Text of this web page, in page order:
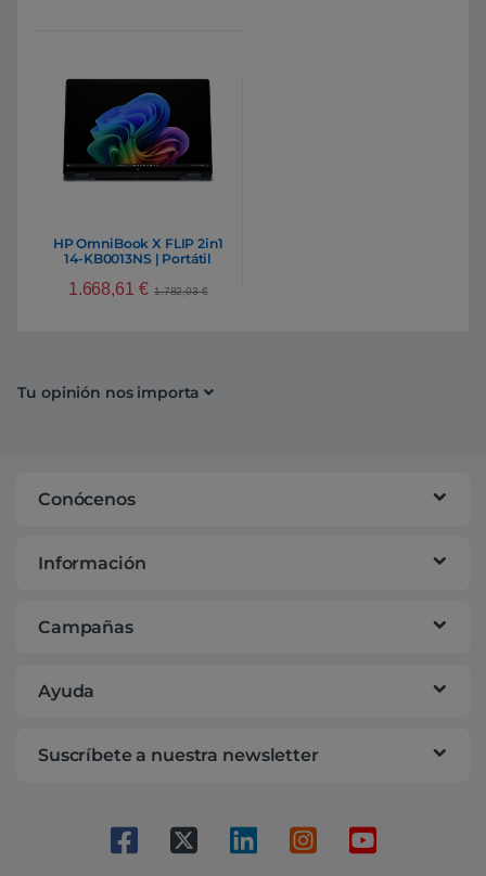
HP OmniBook X FLIP 2in1
14-KB0013NS | Portátil
32GB DDR5 1TB NVMe 14″
1.668,61 € 1.782,03€
Tu opinión nos importa
Conócenos
Información
Campañas
Ayuda
Suscríbete a nuestra newsletter